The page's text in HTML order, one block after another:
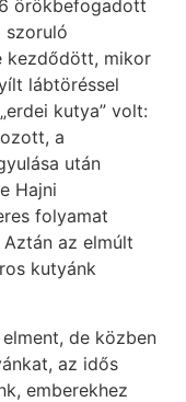
örökbefogadott
szoruló
kezdődött, mikor
lábtöréssel
kutya” volt:
a
után
Hajni
folyamat
az elmúlt
kutyánk
de közben
az idős
emberekhez